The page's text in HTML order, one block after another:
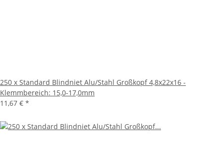
250 x Standard Blindniet Alu/Stahl Großkopf 4,8x22x16 -
Klemmbereich: 15,0-17,0mm
11,67 € *